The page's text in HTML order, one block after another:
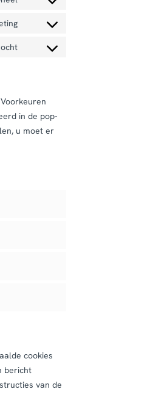
google-
google-
Consent
trengo
Consent
Consent
diversen
in de pop-
u moet er
cookies
bericht
van de